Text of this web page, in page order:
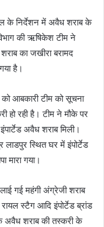
के निर्देशन में अवैध शराब के
की ऋषिकेश टीम ने
का जखीरा बरामद
है।
को आबकारी टीम को सूचना
हो रही है। टीम ने मौके पर
अवैध शराब मिली।
लाडपुर स्थित घर में इंपोर्टेड
मारा गया।
गई महंगी अंग्रेजी शराब
स्टैग आदि इंपोर्टेड ब्रांड
अवैध शराब की तस्करी के